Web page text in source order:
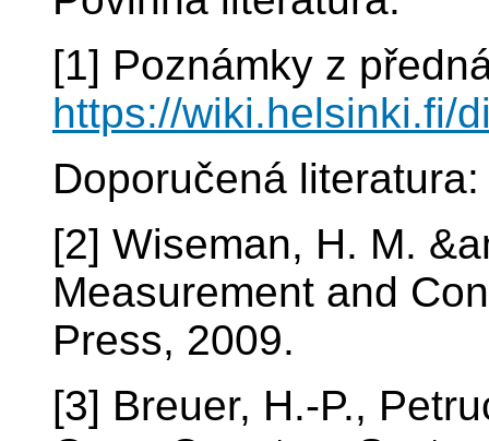
[1] Poznámky z
https://wiki.helsinki.fi/
Doporučená literatura:
[2] Wiseman, H. M.
Measurement and
Press, 2009.
[3] Breuer, H.-P.,